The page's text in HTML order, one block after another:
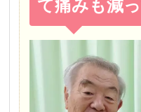
て痛みも減